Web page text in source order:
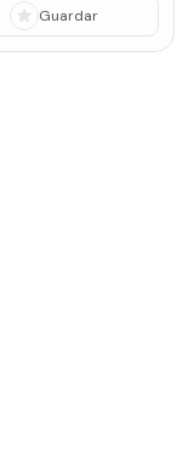
Guardar